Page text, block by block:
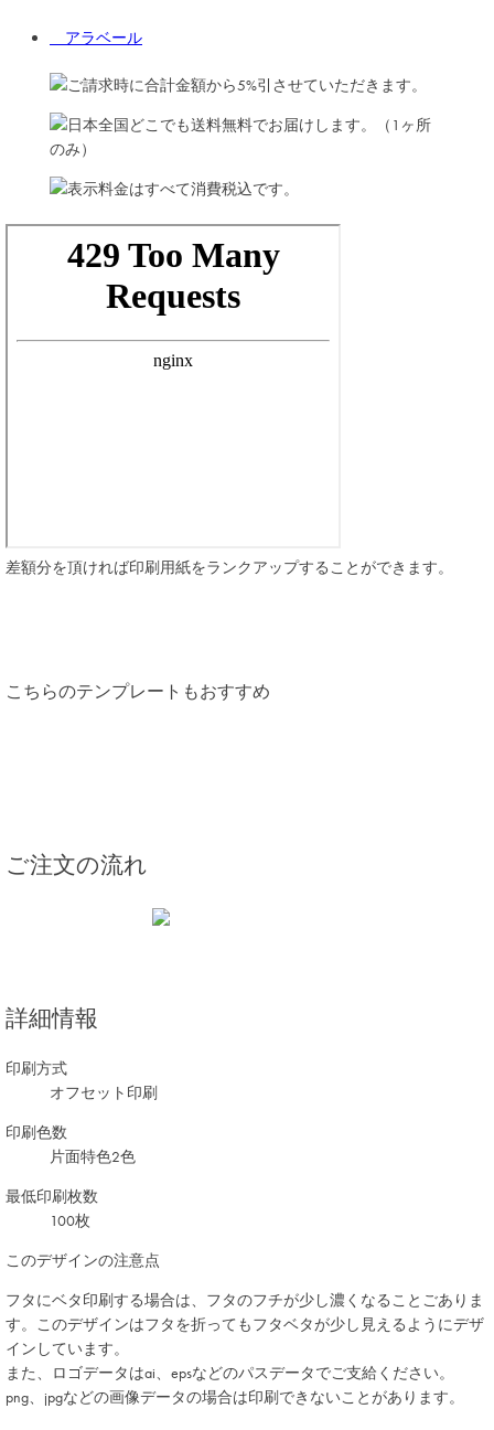
アラベール
差額分を頂ければ印刷用紙をランクアップすることができます。
こちらのテンプレートもおすすめ
ご注文の流れ
詳細情報
印刷方式
オフセット印刷
印刷色数
片面特色2色
最低印刷枚数
100枚
このデザインの注意点
フタにベタ印刷する場合は、フタのフチが少し濃くなることごありま
す。このデザインはフタを折ってもフタベタが少し見えるようにデザ
インしています。
また、ロゴデータはai、epsなどのパスデータでご支給ください。
png、jpgなどの画像データの場合は印刷できないことがあります。